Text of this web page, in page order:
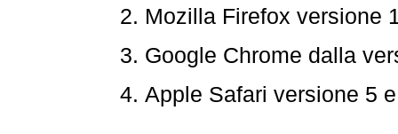
Mozilla Firefox versione
Google Chrome dalla
Apple Safari versione 5